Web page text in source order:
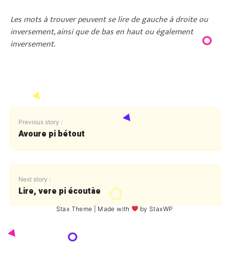
Les mots à trouver peuvent se lire de gauche à droite ou
inversement, ainsi que de bas en haut ou également
inversement.
Previous story :
Avoure pi bétout
Next story :
Lire, vere pi écoutàe
Stax Theme | Made with by StaxWP